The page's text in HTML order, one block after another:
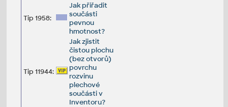
Tip 1958:
Jak přiřadit
součásti
pevnou
hmotnost?
Tip 11944:
Jak zjistit
čistou plochu
(bez otvorů)
povrchu
rozvinu
plechové
součásti v
Inventoru?